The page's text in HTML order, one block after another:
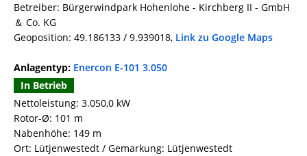
Betreiber: Bürgerwindpark Hohenlohe - Kirchberg II - GmbH
＆ Co. KG
Geoposition: 49.186133 / 9.939018, Link zu Google Maps
Anlagentyp: Enercon E-101 3.050
In Betrieb
Nettoleistung: 3.050,0 kW
Rotor-Ø: 101 m
Nabenhöhe: 149 m
Ort: Lütjenwestedt / Gemarkung: Lütjenwestedt